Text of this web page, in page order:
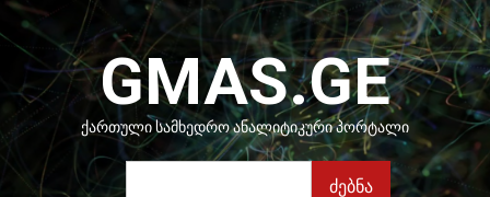
Skip
to
content
GMAS.GE
ᲥᲐᲠᲗᲣᲚᲘ ᲡᲐᲛᲮᲔᲓᲠᲝ ᲐᲜᲐᲚᲘᲢᲘᲙᲣᲠᲘ ᲞᲝᲠᲢᲐᲚᲘ
ძებნა